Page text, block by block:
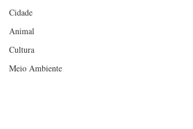
Cidade
Animal
Cultura
Meio Ambiente